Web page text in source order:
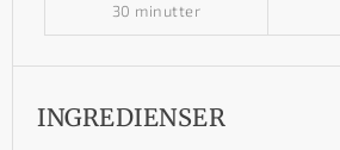
30 minutter
INGREDIENSER